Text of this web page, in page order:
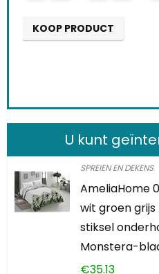
KOOP PRODUCT
U kunt
SPREIEN EN DEKENS
AmeliaHome
wit groen
stiksel
Monstera-
€35.13